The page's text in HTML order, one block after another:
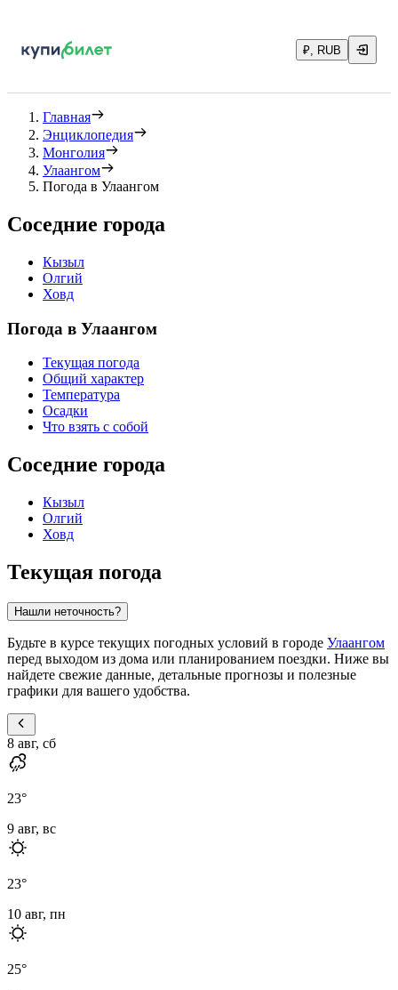
₽, RUB
Главная
Энциклопедия
Монголия
Улаангом
Погода в Улаангом
Соседние города
Кызыл
Олгий
Ховд
Погода в Улаангом
Текущая погода
Общий характер
Температура
Осадки
Что взять с собой
Соседние города
Кызыл
Олгий
Ховд
Текущая погода
Нашли неточность?
Будьте в курсе текущих погодных условий в городе Улаангом
перед выходом из дома или планированием поездки. Ниже вы
найдете свежие данные, детальные прогнозы и полезные
графики для вашего удобства.
8 авг, сб
23°
9 авг, вс
23°
10 авг, пн
25°